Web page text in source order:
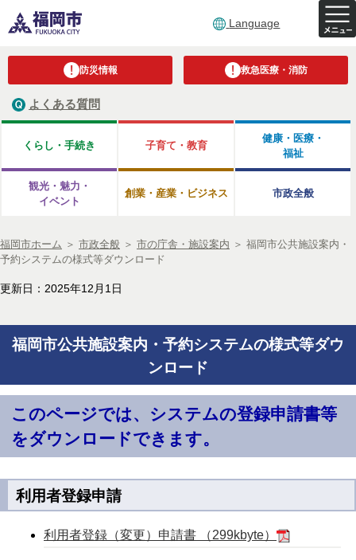
Language
防災情報 救急医療・消防
よくある質問
くらし・手続き 子育て・教育
健康・医療・
福祉
観光・魅力・
イベント
創業・産業・ビジネス 市政全般
福岡市ホーム ＞ 市政全般 ＞ 市の庁舎・施設案内 ＞ 福岡市公共施設案内・
予約システムの様式等ダウンロード
更新日：2025年12月1日
福岡市公共施設案内・予約システムの様式等ダウ
ンロード
このページでは、システムの登録申請書等
をダウンロードできます。
利用者登録申請
利用者登録（変更）申請書 （299kbyte）